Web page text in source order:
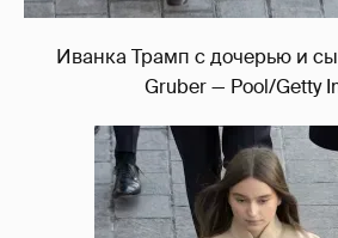
Иванка Трамп с дочерью и
Gruber — Pool/Getty